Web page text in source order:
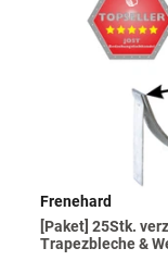
Frenehard
[Paket] 25Stk.
Trapezbleche &